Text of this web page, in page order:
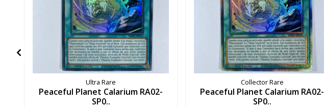
Ultra Rare
Peaceful Planet Calarium RA02-
SP0..
Collector Rare
Peaceful Planet Calarium RA02-
SP0..